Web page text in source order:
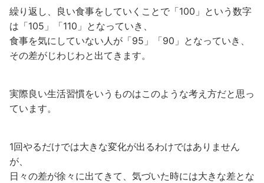
繰り返し、良い食事をしていくことで「100」という数字
は「105」「110」となっていき、
食事を気にしていない人が「95」「90」となっていき、
その差がじわじわと出てきます。
実際良い生活習慣をいうものはこのような考え方だと思っ
ています。
1回やるだけでは大きな変化が出るわけではありません
が、
日々の差が徐々に出てきて、気づいた時には大きな差とな